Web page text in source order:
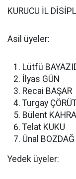
KURUCU İL
Asil üyeler:
Lütfü
İlyas GÜN
Recai BAŞAR
Turgay
Bülent
Telat KUKU
Ünal BOZDAĞ
Yedek üyeler: